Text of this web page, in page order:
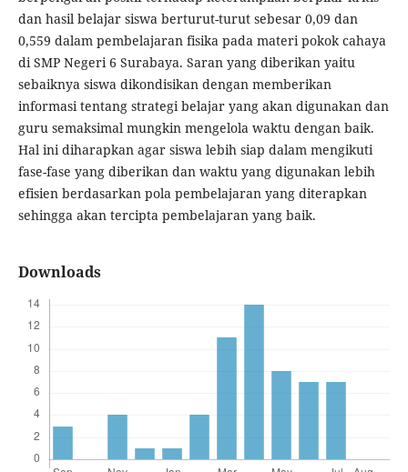
dan hasil belajar siswa berturut-turut sebesar 0,09 dan
0,559 dalam pembelajaran fisika pada materi pokok cahaya
di SMP Negeri 6 Surabaya. Saran yang diberikan yaitu
sebaiknya siswa dikondisikan dengan memberikan
informasi tentang strategi belajar yang akan digunakan dan
guru semaksimal mungkin mengelola waktu dengan baik.
Hal ini diharapkan agar siswa lebih siap dalam mengikuti
fase-fase yang diberikan dan waktu yang digunakan lebih
efisien berdasarkan pola pembelajaran yang diterapkan
sehingga akan tercipta pembelajaran yang baik.
Downloads